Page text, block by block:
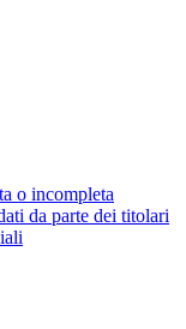
o incompleta
da parte dei titolari